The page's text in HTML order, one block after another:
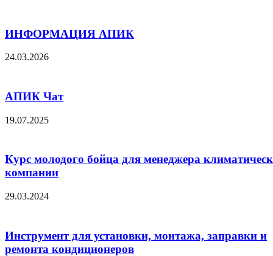
ИНФОРМАЦИЯ АПИК
24.03.2026
АПИК Чат
19.07.2025
Курс молодого бойца для менеджера
компании
29.03.2024
Инструмент для установки, монтажа, заправки и
ремонта кондиционеров